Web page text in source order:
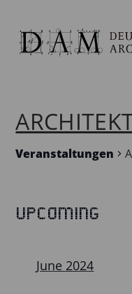
Veranstaltungen
Upcoming
date.June 2024